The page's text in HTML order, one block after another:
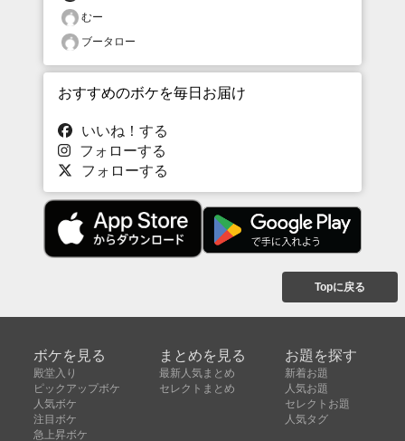
むー
ブータロー
おすすめのボケを毎日お届け
いいね！する
フォローする
フォローする
Topに戻る
ボケを見る
殿堂入り
ピックアップボケ
人気ボケ
注目ボケ
急上昇ボケ
まとめを見る
最新人気まとめ
セレクトまとめ
お題を探す
新着お題
人気お題
セレクトお題
人気タグ